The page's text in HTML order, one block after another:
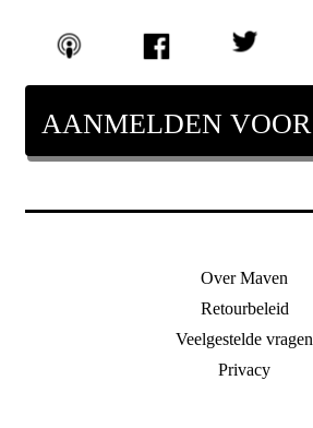
Over Maven
Retourbeleid
Veelgestelde vragen
Privacy